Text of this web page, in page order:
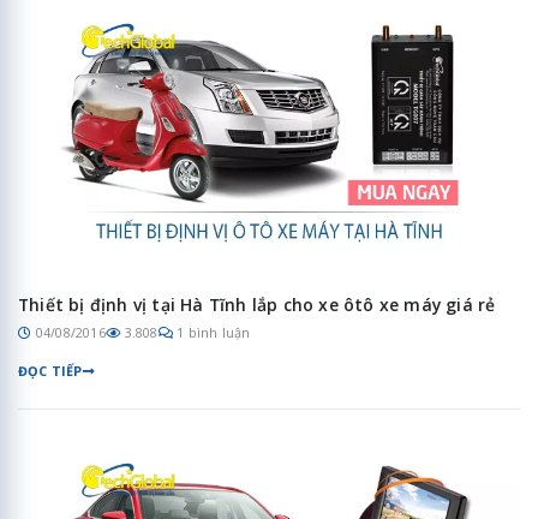
Thiết bị định vị tại Hà Tĩnh lắp cho xe ôtô xe máy giá rẻ
04/08/2016 3.808 1 bình luận
ĐỌC TIẾP